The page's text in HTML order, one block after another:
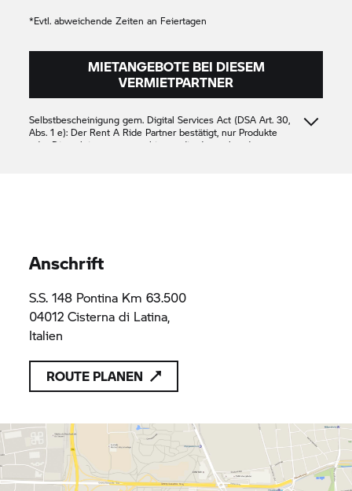
*Evtl. abweichende Zeiten an Feiertagen
MIETANGEBOTE BEI DIESEM
VERMIETPARTNER
Selbstbescheinigung gem. Digital Services Act (DSA Art. 30,
Abs. 1 e): Der Rent A Ride Partner bestätigt, nur Produkte
oder Dienstleistungen anzubieten, die den geltenden
Anschrift
S.S. 148 Pontina Km 63.500
04012 Cisterna di Latina,
Italien
ROUTE PLANEN